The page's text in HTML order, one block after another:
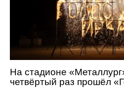
На стадионе
четвёртый раз прошёл